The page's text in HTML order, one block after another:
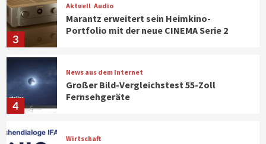
3
Aktuell Audio
Marantz erweitert sein Heimkino-
Portfolio mit der neue CINEMA Serie 2
4
News aus dem Internet
Großer Bild-Vergleichstest 55-Zoll
Fernsehgeräte
Wirtschaft